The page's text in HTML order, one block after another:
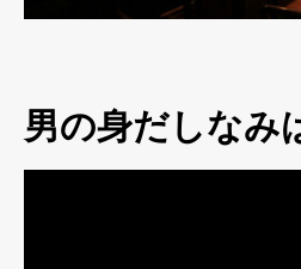
男の身だしなみ